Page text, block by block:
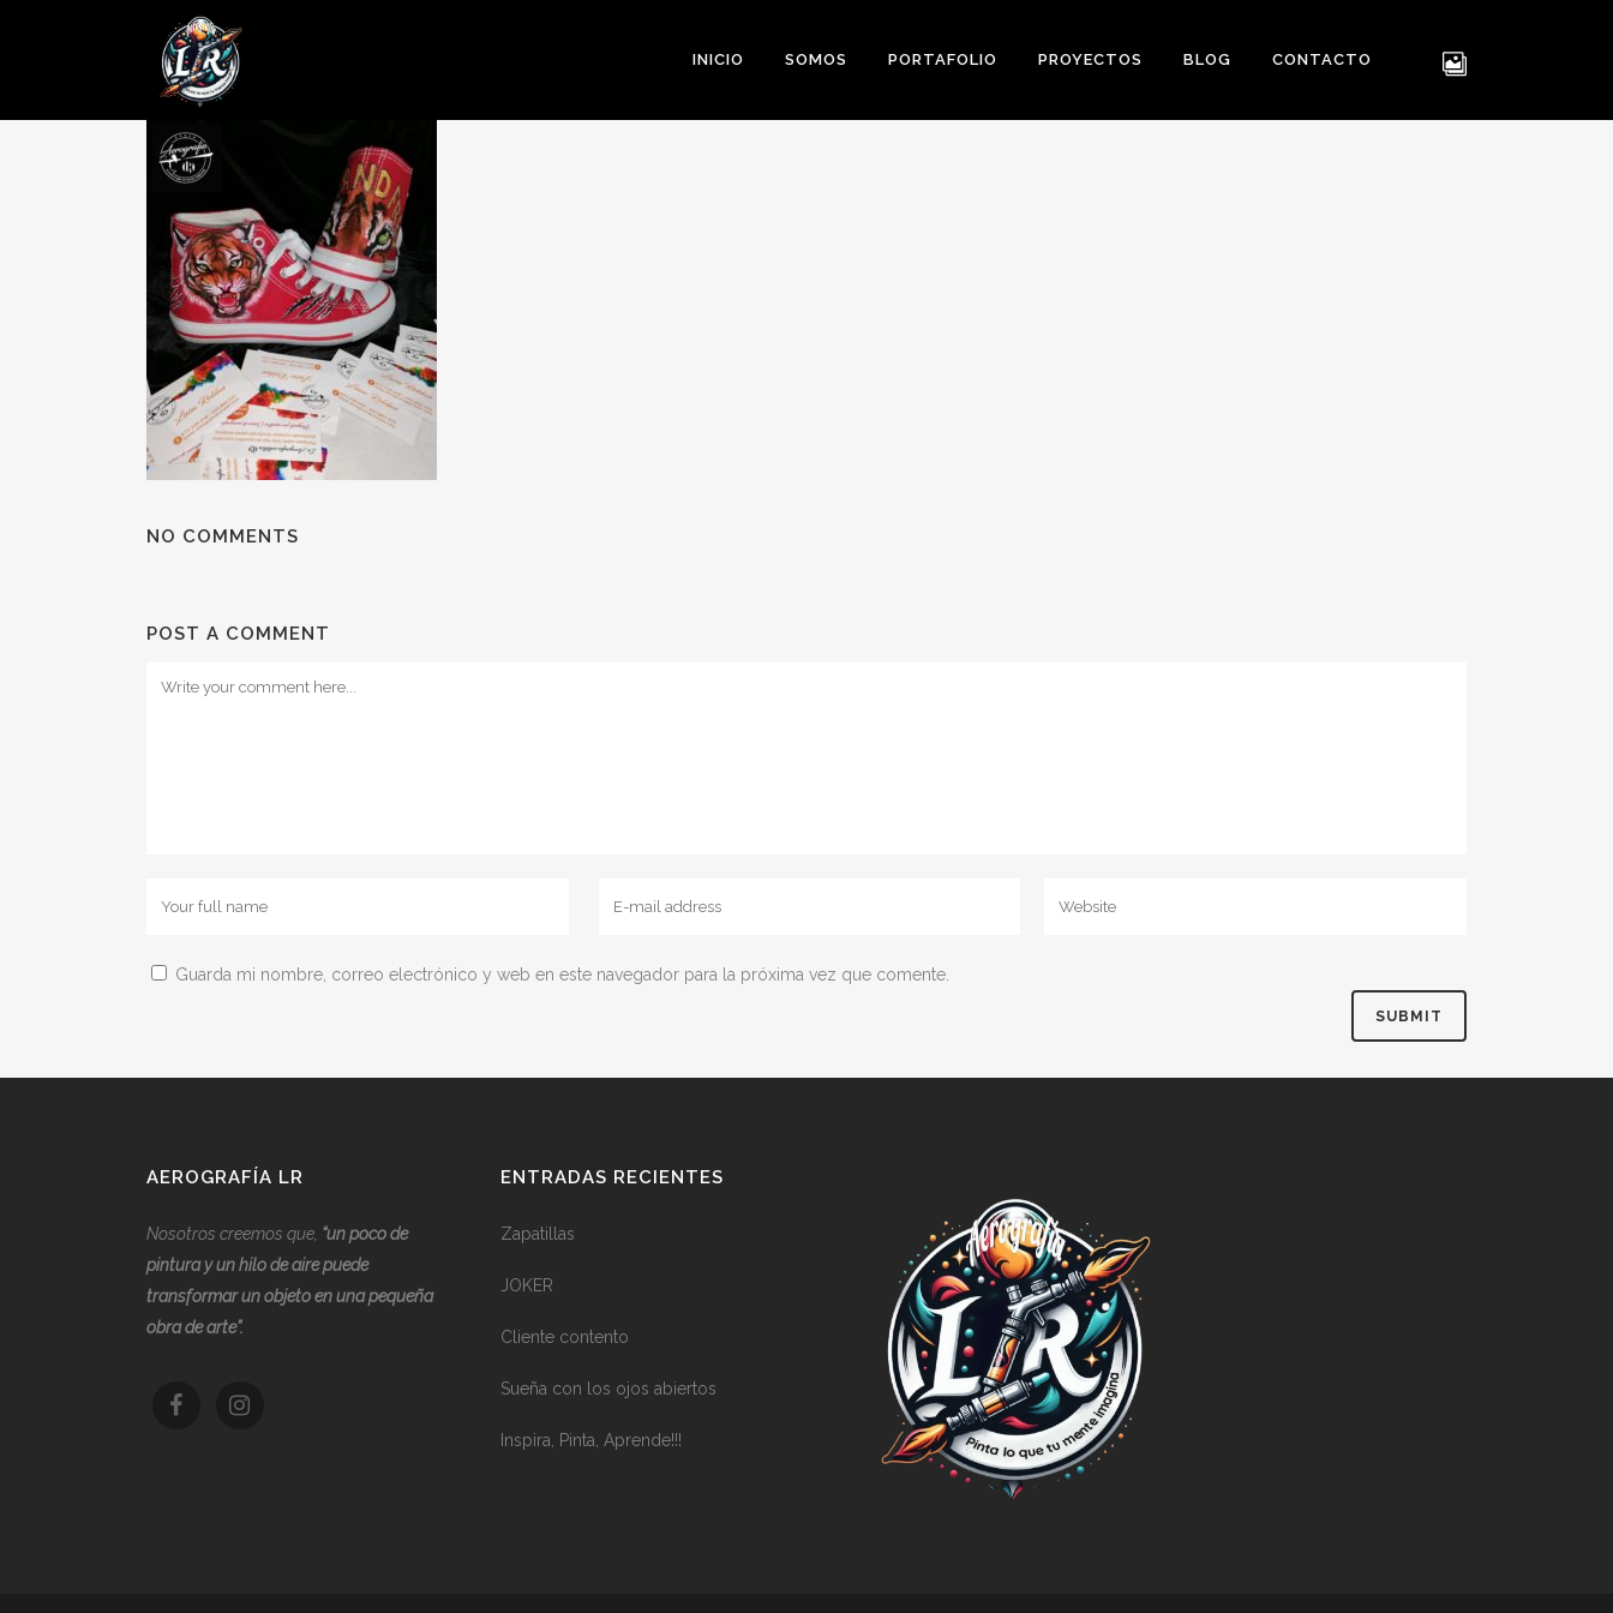
INICIO SOMOS PORTAFOLIO PROYECTOS BLOG CONTACTO
14 MAR
Posted at 17:18h
NO COMMENTS
POST A COMMENT
Guarda mi nombre, correo electrónico y web en este navegador para la próxima vez que comente.
AEROGRAFÍA LR
Nosotros creemos que, “un poco de
pintura y un hilo de aire puede
transformar un objeto en una pequeña
obra de arte”.
ENTRADAS RECIENTES
Zapatillas
JOKER
Cliente contento
Sueña con los ojos abiertos
Inspira, Pinta, Aprende!!!